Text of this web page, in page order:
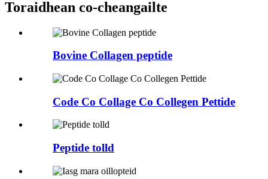
Toraidhean co-cheangailte
Bovine Collagen peptide
Code Co Collage Co Collegen Pettide
Peptide tolld